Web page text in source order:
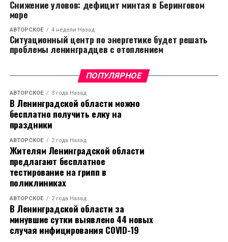
Снижение уловов: дефицит минтая в Беринговом
море
АВТОРСКОЕ 4 недели Назад
Ситуационный центр по энергетике будет решать
проблемы ленинградцев с отоплением
ПОПУЛЯРНОЕ
АВТОРСКОЕ 3 года Назад
В Ленинградской области можно
бесплатно получить елку на
праздники
АВТОРСКОЕ 2 года Назад
Жителям Ленинградской области
предлагают бесплатное
тестирование на грипп в
поликлиниках
АВТОРСКОЕ 2 года Назад
В Ленинградской области за
минувшие сутки выявлено 44 новых
случая инфицирования COVID-19